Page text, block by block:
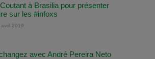
à Brasilia pour présenter
sur les #infoxs
2019
avec André Pereira Neto